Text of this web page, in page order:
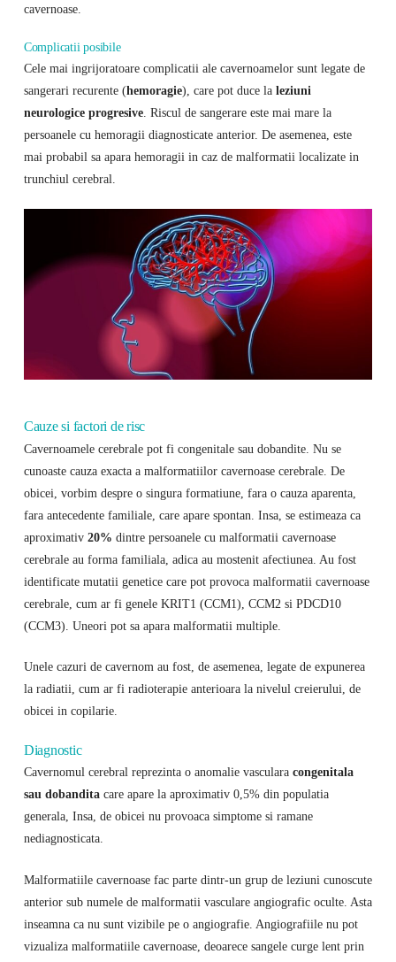
cavernoase.
Complicatii posibile
Cele mai ingrijoratoare complicatii ale cavernoamelor sunt legate de
sangerari recurente (hemoragie), care pot duce la leziuni
neurologice progresive. Riscul de sangerare este mai mare la
persoanele cu hemoragii diagnosticate anterior. De asemenea, este
mai probabil sa apara hemoragii in caz de malformatii localizate in
trunchiul cerebral.
Cauze si factori de risc
Cavernoamele cerebrale pot fi congenitale sau dobandite. Nu se
cunoaste cauza exacta a malformatiilor cavernoase cerebrale. De
obicei, vorbim despre o singura formatiune, fara o cauza aparenta,
fara antecedente familiale, care apare spontan. Insa, se estimeaza ca
aproximativ 20% dintre persoanele cu malformatii cavernoase
cerebrale au forma familiala, adica au mostenit afectiunea. Au fost
identificate mutatii genetice care pot provoca malformatii cavernoase
cerebrale, cum ar fi genele KRIT1 (CCM1), CCM2 si PDCD10
(CCM3). Uneori pot sa apara malformatii multiple.
Unele cazuri de cavernom au fost, de asemenea, legate de expunerea
la radiatii, cum ar fi radioterapie anterioara la nivelul creierului, de
obicei in copilarie.
Diagnostic
Cavernomul cerebral reprezinta o anomalie vasculara congenitala
sau dobanditacare apare la aproximativ 0,5% din populatia
generala, Insa, de obicei nu provoaca simptome si ramane
nediagnosticata.
Malformatiile cavernoase fac parte dintr-un grup de leziuni cunoscute
anterior sub numele de malformatii vasculare angiografic oculte. Asta
inseamna ca nu sunt vizibile pe o angiografie. Angiografiile nu pot
vizualiza malformatiile cavernoase, deoarece sangele curge lent prin